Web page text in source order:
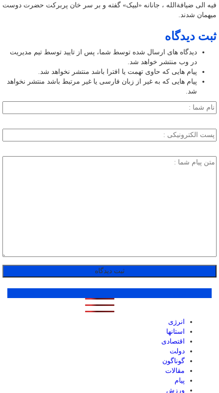
فیه الی ضیافةالله ، جانانه «لبیک» گفته و بر سر خان پربرکت حضرت دوست
میهمان شدند.
ثبت دیدگاه
دیدگاه های ارسال شده توسط شما، پس از تایید توسط تیم مدیریت
در وب منتشر خواهد شد.
پیام هایی که حاوی تهمت یا افترا باشد منتشر نخواهد شد.
پیام هایی که به غیر از زبان فارسی یا غیر مرتبط باشد منتشر نخواهد
شد.
انرژی
استانها
اقتصادی
دولت
گوناگون
مقالات
پیام
ورزش